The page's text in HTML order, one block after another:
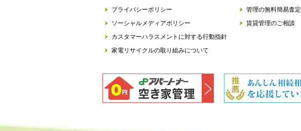
プライバシーポリシー
ソーシャルメディアポリシー
カスタマーハラスメントに対する行動指針
家電リサイクルの取り組みについて
管理の無料簡易査定
賃貸管理のご相談